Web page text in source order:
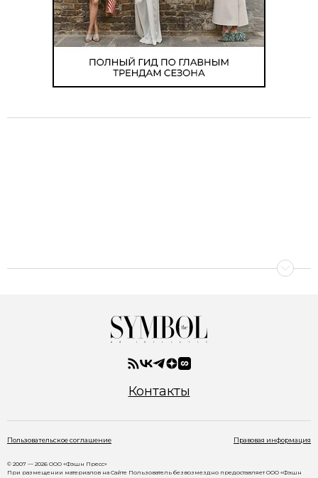
Контакты
Пользовательское соглашение Правовая информация
© 2007 — 2026 ООО «Фэшн Пресс»
При размещении материалов на Сайте Пользователь безвозмездно предоставляет ООО «Фэшн